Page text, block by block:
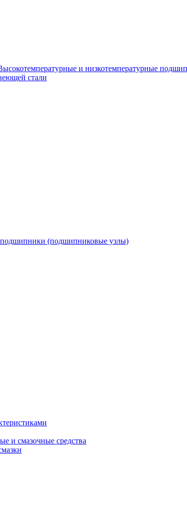
и низкотемпературные
стали
(подшипниковые узлы)
и смазочные средства